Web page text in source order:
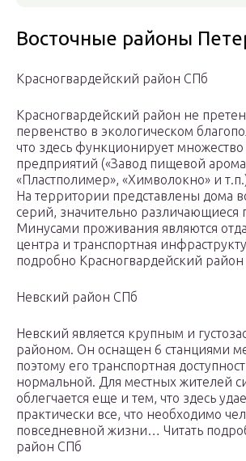
Восточные районы
Красногвардейский район СПб
Красногвардейский район не
первенство в экологическом
что здесь функционирует
предприятий («Завод пищевой
«Пластполимер», «Химволокно» и
На территории представлены дома
серий, значительно различающиеся
Минусами проживания являются
центра и транспортная
подробно Красногвардейский
Невский район СПб
Невский является крупным и
районом. Он оснащен 6 станциями
поэтому его транспортная
нормальной. Для местных жителей
облегчается еще и тем, что здесь
практически все, что необходимо
повседневной жизни… Читать
район СПб